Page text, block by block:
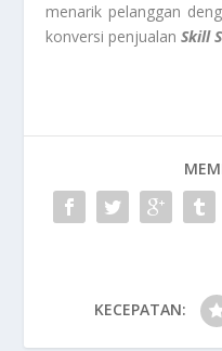
menarik pelanggan
konversi penjualanSkill
KECEPATAN: